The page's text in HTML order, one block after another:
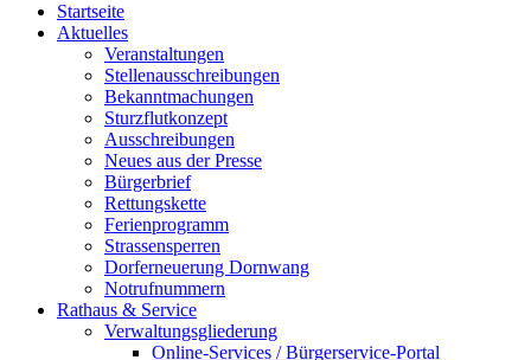
Startseite
Aktuelles
Veranstaltungen
Stellenausschreibungen
Bekanntmachungen
Sturzflutkonzept
Ausschreibungen
Neues aus der Presse
Bürgerbrief
Rettungskette
Ferienprogramm
Strassensperren
Dorferneuerung Dornwang
Notrufnummern
Rathaus & Service
Verwaltungsgliederung
Online-Services / Bürgerservice-Portal